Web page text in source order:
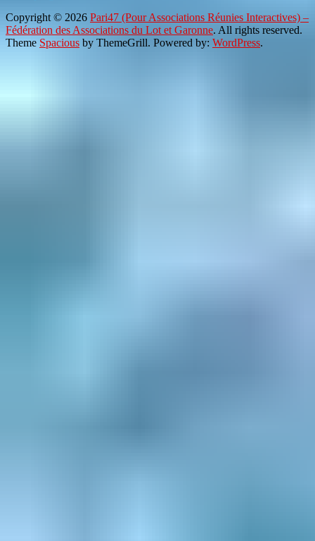
Copyright © 2026 Pari47 (Pour Associations Réunies Interactives) –
Fédération des Associations du Lot et Garonne. All rights reserved.
Theme Spacious by ThemeGrill. Powered by: WordPress.